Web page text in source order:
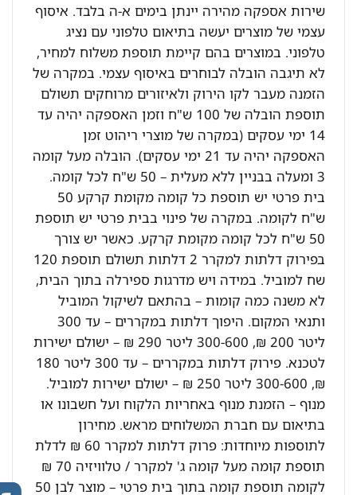
שירות אספקה מהירה יינתן בימים א-ה בלבד. איסוף
עצמי של מוצרים יעשה בתיאום טלפוני עם נציג
טלפוני. במוצרים בהם קיימת תוספת משלוח למחיר,
לא תיגבה הובלה לבוחרים באיסוף עצמי. במקרה של
הזמנה מעבר לקו הירוק ולאיזורים מרוחקים תשולם
תוספת הובלה של 100 ש"ח וזמן האספקה יהיה עד
14 ימי עסקים (במקרה של מוצרי ריהוט זמן
האספקה יהיה עד 21 ימי עסקים). הובלה מעל קומה
3 ומעלה בבניין ללא מעלית – 50 ש"ח לכל קומה.
בית פרטי יש תוספת כל קומה מקומת קרקע 50
ש"ח לקומה. במקרה של פינוי בבית פרטי יש תוספת
50 ש"ח לכל קומה מקומת קרקע. כאשר יש צורך
בפירוק דלתות למקרר 2 דלתות תשולם תוספת 120
שח למוביל. במידה ויש מדרגות ספירלה בתוך הבית,
לא משנה כמה קומות – בהתאם לשיקול המוביל
ותנאי המקום. היפוך דלתות במקררים – עד 300
ליטר 200 ₪, 300-600 ליטר 290 ₪ – ישולם ישירות
לטכנא. פירוק דלתות במקררים – עד 300 ליטר 180
₪, 300-600 ליטר 250 ₪ – ישולם ישירות למוביל.
מנוף – הזמנת מנוף באחריות הלקוח ועל חשבונו או
בתיאום עם חברת המשלוחים מראש. מחירון
לתוספות מיוחדות: פרוק דלתות למקרר 60 ₪ לדלת
תוספת קומה מעל קומה ג' למקרר / טלוויזיה 70 ₪
לקומה תוספת קומה בתוך בית פרטי – מוצר לבן 50